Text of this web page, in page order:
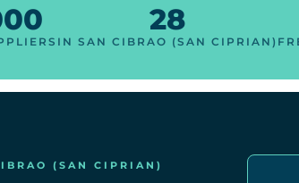
28
IN SAN CIBRAO (SAN CIPRIAN)
(SAN CIPRIAN)